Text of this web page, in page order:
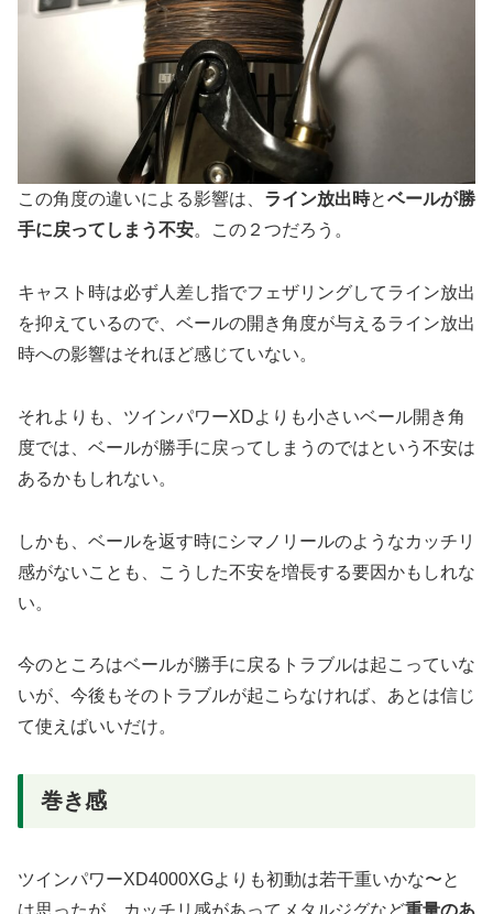
この角度の違いによる影響は、 ライン放出時とベールが勝
手に戻ってしまう不安。この２つだろう。
キャスト時は必ず人差し指でフェザリングしてライン放出
を抑えているので、ベールの開き角度が与えるライン放出
時への影響はそれほど感じていない。
それよりも、ツインパワーXDよりも小さいベール開き角
度では、ベールが勝手に戻ってしまうのではという不安は
あるかもしれない。
しかも、ベールを返す時にシマノリールのようなカッチリ
感がないことも、こうした不安を増長する要因かもしれな
い。
今のところはベールが勝手に戻るトラブルは起こっていな
いが、今後もそのトラブルが起こらなければ、あとは信じ
て使えばいいだけ。
巻き感
ツインパワーXD4000XGよりも初動は若干重いかな〜と
は思ったが、カッチリ感があってメタルジグなど重量のあ